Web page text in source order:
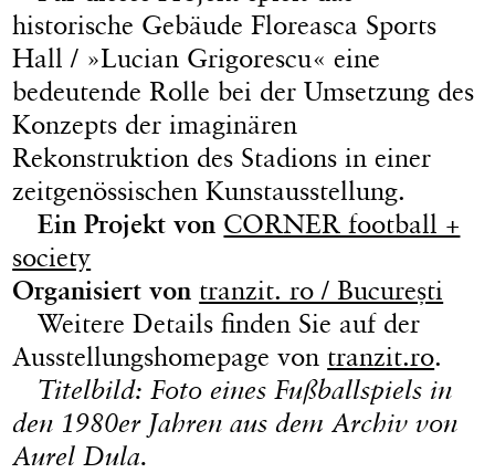
historische Gebäude Floreasca Sports
Hall / »Lucian Grigorescu« eine
bedeutende Rolle bei der Umsetzung des
Konzepts der imaginären
Rekonstruktion des Stadions in einer
zeitgenössischen Kunstausstellung.
Ein Projekt von CORNER football +
society
Organisiert von tranzit. ro / București
Weitere Details finden Sie auf der
Ausstellungshomepage vontranzit.ro.
Titelbild: Foto eines Fußballspiels in
den 1980er Jahren aus dem Archiv von
Aurel Dula.